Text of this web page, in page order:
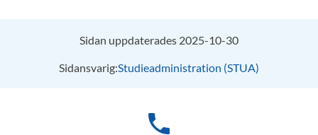
Sidan uppdaterades 2025-10-30
Sidansvarig:Studieadministration (STUA)
phone